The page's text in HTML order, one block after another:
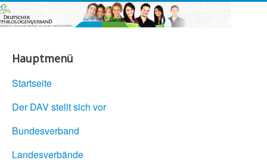
Hauptmenü
Startseite
Der DAV stellt sich vor
Bundesverband
Landesverbände